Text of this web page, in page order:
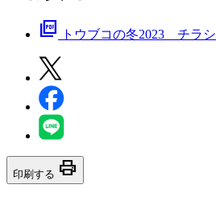
picture_as_pdf トウブコの冬2023 チラシ
印刷する print